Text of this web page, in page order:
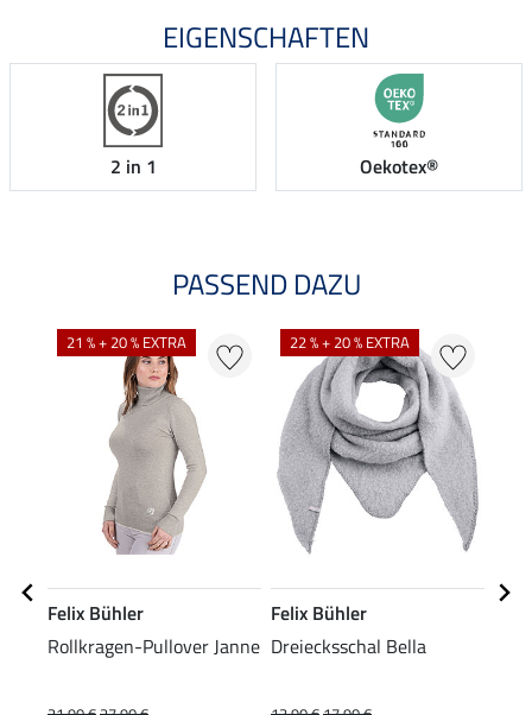
EIGENSCHAFTEN
2 in 1 Oekotex®
PASSEND DAZU
21 % + 20 % EXTRA
Felix Bühler
Rollkragen-Pullover Janne
22 % + 20 % EXTRA
Felix Bühler
Dreiecksschal Bella